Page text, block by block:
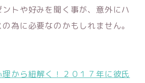
トや好みを聞く事が、意外にハ
為に必要なのかもしれません。
理から紐解く！２０１７年に彼氏